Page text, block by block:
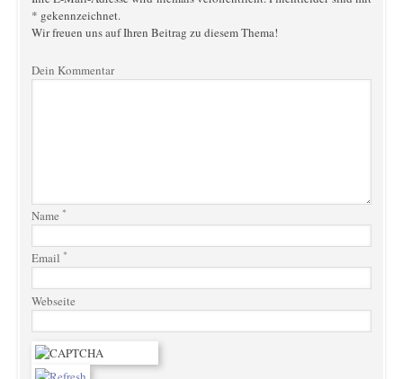
* gekennzeichnet.
Wir freuen uns auf Ihren Beitrag zu diesem Thema!
Dein Kommentar
Name *
Email *
Webseite